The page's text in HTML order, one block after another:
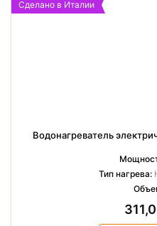
Сделано в Италии
Водонагреватель
Тип нагрева: